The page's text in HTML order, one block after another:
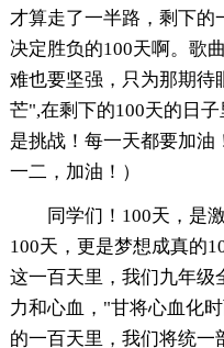
才算走了一半路，剩下的
决定胜负的100天啊。歌
难也要坚强，只为那期待
芒",在剩下的100天的日
是挑战！每一天都要加油
一二，加油！）
同学们！100天，是
100天，更是梦想成真的
这一百天里，我们九年级
力和心血，"甘将心血化
的一百天里，我们将统一